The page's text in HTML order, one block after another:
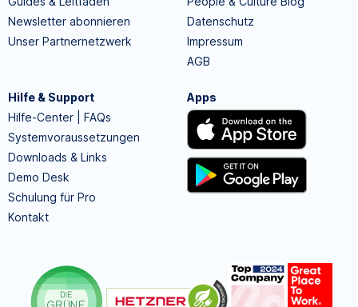
Newsletter abonnieren
Unser Partnernetzwerk
Datenschutz
Impressum
AGB
Hilfe & Support
Hilfe-Center | FAQs
Systemvoraussetzungen
Downloads & Links
Demo Desk
Schulung für Pro
Kontakt
Apps